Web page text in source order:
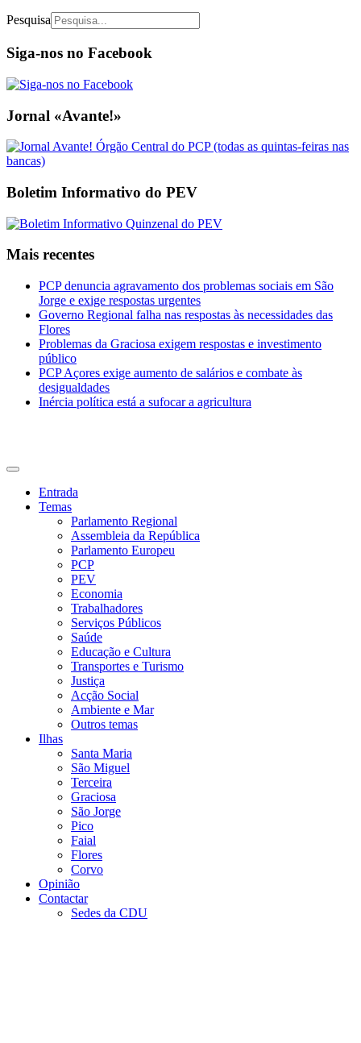
Pesquisa
Siga-nos no Facebook
Jornal «Avante!»
Boletim Informativo do PEV
Mais recentes
PCP denuncia agravamento dos problemas sociais em São
Jorge e exige respostas urgentes
Governo Regional falha nas respostas às necessidades das
Flores
Problemas da Graciosa exigem respostas e investimento
público
PCP Açores exige aumento de salários e combate às
desigualdades
Inércia política está a sufocar a agricultura
Entrada
Temas
Parlamento Regional
Assembleia da República
Parlamento Europeu
PCP
PEV
Economia
Trabalhadores
Serviços Públicos
Saúde
Educação e Cultura
Transportes e Turismo
Justiça
Acção Social
Ambiente e Mar
Outros temas
Ilhas
Santa Maria
São Miguel
Terceira
Graciosa
São Jorge
Pico
Faial
Flores
Corvo
Opinião
Contactar
Sedes da CDU